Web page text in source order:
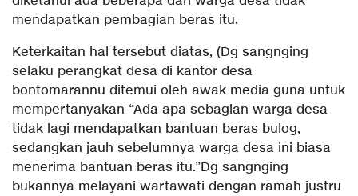
mendapatkan pembagian beras itu.
Keterkaitan hal tersebut diatas, (Dg sangnging
selaku perangkat desa di kantor desa
bontomarannu ditemui oleh awak media guna untuk
mempertanyakan “Ada apa sebagian warga desa
tidak lagi mendapatkan bantuan beras bulog,
sedangkan jauh sebelumnya warga desa ini biasa
menerima bantuan beras itu.”Dg sangnging
bukannya melayani wartawati dengan ramah justru